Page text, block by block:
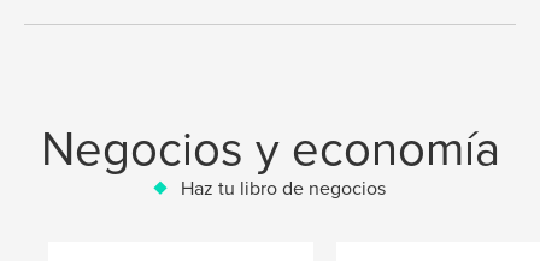
Negocios y economía
Haz tu libro de negocios